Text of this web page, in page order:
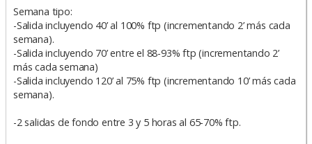
e
Semana tipo:
-Salida incluyendo 40’ al 100% ftp (incrementando 2’ más cada
semana).
-Salida incluyendo 70’ entre el 88-93% ftp (incrementando 2’
más cada semana)
-Salida incluyendo 120’ al 75% ftp (incrementando 10’ más cada
semana).
-2 salidas de fondo entre 3 y 5 horas al 65-70% ftp.